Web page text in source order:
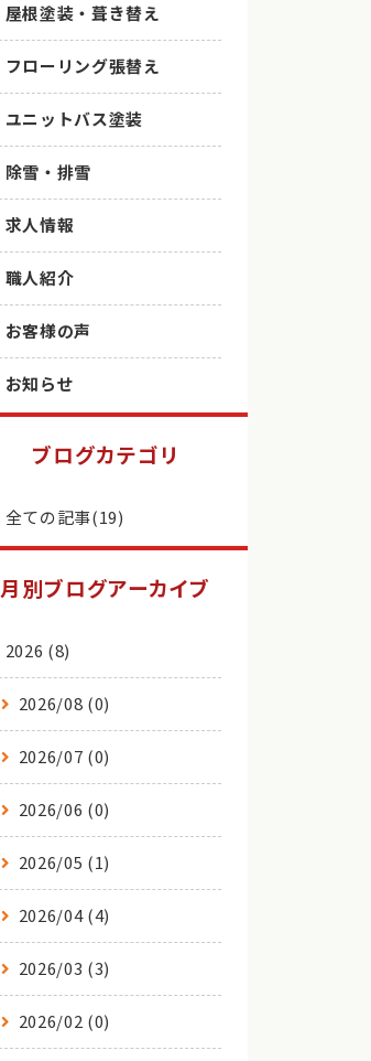
屋根塗装・葺き替え
フローリング張替え
ユニットバス塗装
除雪・排雪
求人情報
職人紹介
お客様の声
お知らせ
ブログカテゴリ
全ての記事(19)
月別ブログアーカイブ
2026 (8)
2026/08 (0)
2026/07 (0)
2026/06 (0)
2026/05 (1)
2026/04 (4)
2026/03 (3)
2026/02 (0)